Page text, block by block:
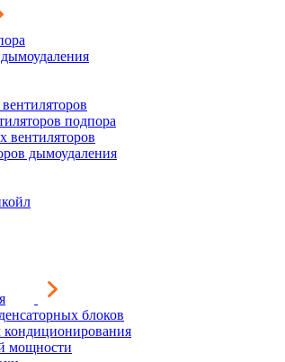
подпора
дымоудаления
блоков
кондиционирования
мощности